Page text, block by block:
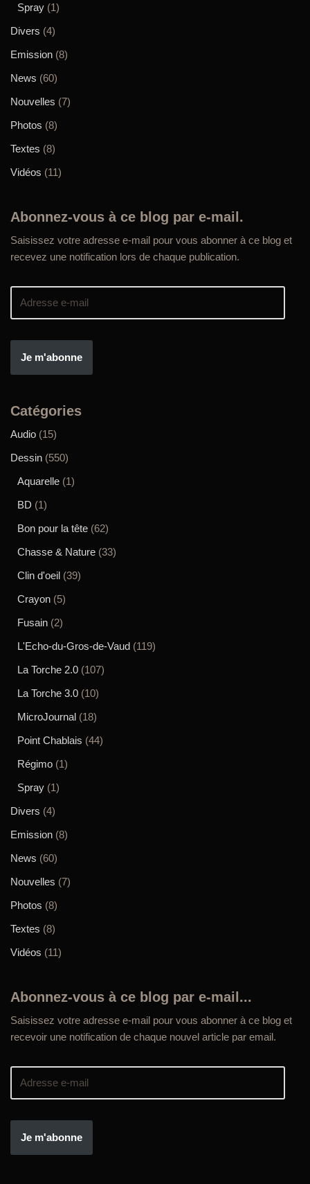
Spray (1)
Divers (4)
Emission (8)
News (60)
Nouvelles (7)
Photos (8)
Textes (8)
Vidéos (11)
Abonnez-vous à ce blog par e-mail.
Saisissez votre adresse e-mail pour vous abonner à ce blog et
recevez une notification lors de chaque publication.
Je m'abonne
Catégories
Audio (15)
Dessin (550)
Aquarelle (1)
BD (1)
Bon pour la tête (62)
Chasse & Nature (33)
Clin d'oeil (39)
Crayon (5)
Fusain (2)
L'Echo-du-Gros-de-Vaud (119)
La Torche 2.0 (107)
La Torche 3.0 (10)
MicroJournal (18)
Point Chablais (44)
Régimo (1)
Spray (1)
Divers (4)
Emission (8)
News (60)
Nouvelles (7)
Photos (8)
Textes (8)
Vidéos (11)
Abonnez-vous à ce blog par e-mail...
Saisissez votre adresse e-mail pour vous abonner à ce blog et
recevoir une notification de chaque nouvel article par email.
Je m'abonne